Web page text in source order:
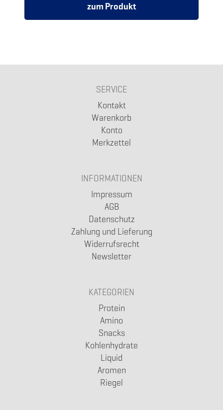
zum Produkt
SERVICE
Kontakt
Warenkorb
Konto
Merkzettel
INFORMATIONEN
Impressum
AGB
Datenschutz
Zahlung und Lieferung
Widerrufsrecht
Newsletter
KATEGORIEN
Protein
Amino
Snacks
Kohlenhydrate
Liquid
Aromen
Riegel